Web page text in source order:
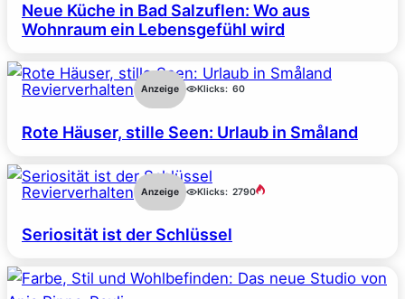
Neue Küche in Bad Salzuflen: Wo aus
Wohnraum ein Lebensgefühl wird
Revierverhalten Anzeige Klicks: 60
Rote Häuser, stille Seen: Urlaub in Småland
Revierverhalten Anzeige Klicks: 2790
Seriosität ist der Schlüssel